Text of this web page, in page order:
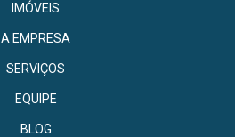
IMÓVEIS
A EMPRESA
SERVIÇOS
EQUIPE
BLOG